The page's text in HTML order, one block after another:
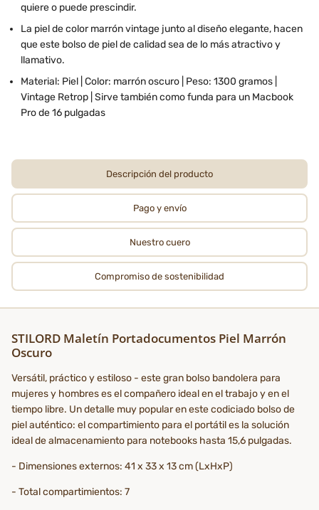
quiere o puede prescindir.
La piel de color marrón vintage junto al diseño elegante, hacen
que este bolso de piel de calidad sea de lo más atractivo y
llamativo.
Material: Piel | Color: marrón oscuro | Peso: 1300 gramos |
Vintage Retrop | Sirve también como funda para un Macbook
Pro de 16 pulgadas
Descripción del producto
Pago y envío
Nuestro cuero
Compromiso de sostenibilidad
STILORD Maletín Portadocumentos Piel Marrón
Oscuro
Versátil, práctico y estiloso - este gran bolso bandolera para
mujeres y hombres es el compañero ideal en el trabajo y en el
tiempo libre. Un detalle muy popular en este codiciado bolso de
piel auténtico: el compartimiento para el portátil es la solución
ideal de almacenamiento para notebooks hasta 15,6 pulgadas.
- Dimensiones externos: 41 x 33 x 13 cm (LxHxP)
- Total compartimientos: 7